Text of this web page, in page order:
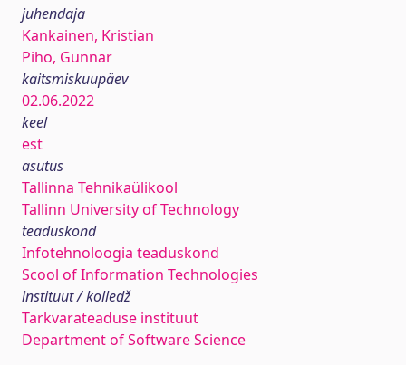
juhendaja
Kankainen, Kristian
Piho, Gunnar
kaitsmiskuupäev
02.06.2022
keel
est
asutus
Tallinna Tehnikaülikool
Tallinn University of Technology
teaduskond
Infotehnoloogia teaduskond
Scool of Information Technologies
instituut / kolledž
Tarkvarateaduse instituut
Department of Software Science